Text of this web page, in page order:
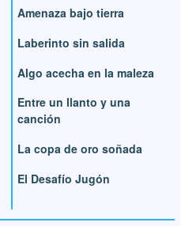
Amenaza bajo tierra
Laberinto sin salida
Algo acecha en la maleza
Entre un llanto y una
canción
La copa de oro soñada
El Desafío Jugón